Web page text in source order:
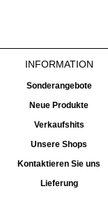
INFORMATION
Sonderangebote
Neue Produkte
Verkaufshits
Unsere Shops
Kontaktieren Sie uns
Lieferung